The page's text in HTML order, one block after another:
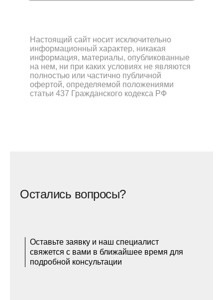
Настоящий сайт носит исключительно
информационный характер, никакая
информация, материалы, опубликованные
на нем, ни при каких условиях не являются
полностью или частично публичной
офертой, определяемой положениями
статьи 437 Гражданского кодекса РФ
Остались вопросы?
Оставьте заявку и наш специалист
свяжется с вами в ближайшее время для
подробной консультации